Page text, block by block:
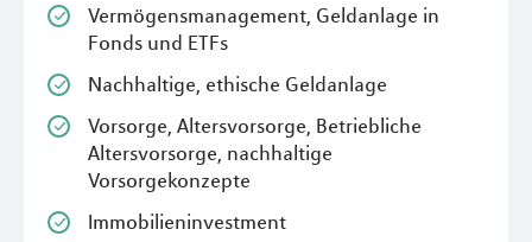
Vermögensmanagement, Geldanlage in
Fonds und ETFs
Nachhaltige, ethische Geldanlage
Vorsorge, Altersvorsorge, Betriebliche
Altersvorsorge, nachhaltige
Vorsorgekonzepte
Immobilieninvestment